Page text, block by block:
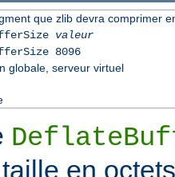
que zlib devra comprimer
valeur
8096
globale, serveur virtuel
en